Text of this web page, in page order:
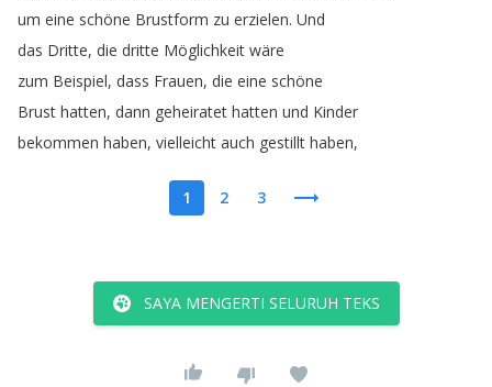
um eine schöne Brustform zu erzielen. Und
das Dritte, die dritte Möglichkeit wäre
zum Beispiel, dass Frauen, die eine schöne
Brust hatten, dann geheiratet hatten und Kinder
bekommen haben, vielleicht auch gestillt haben,
1 2 3
SAYA MENGERTI SELURUH TEKS